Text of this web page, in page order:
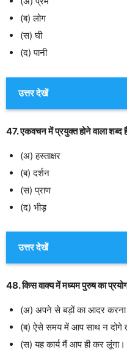
(ब) लोग
(स) घी
(द) पानी
उत्तर देखें
47. एकवचन में प्रयुक्त होने वाला शब्द
(अ) हस्ताक्षर
(ब) दर्शन
(स) प्राण
(द) भीड़
उत्तर देखें
48. किस वाक्य में मध्यम पुरुष का
(अ) अपने से बड़ों का आदर करना
(ब) ऐसे समय में आप साथ न दोगे
(स) यह कार्य मैं आप ही कर लूंगा।